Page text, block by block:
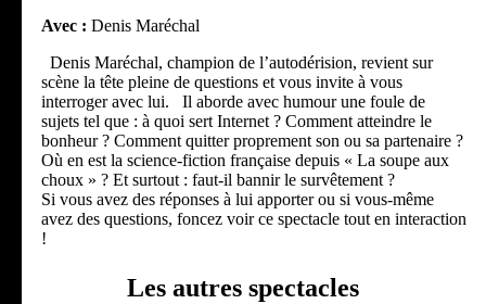
Avec : Denis Maréchal
Denis Maréchal, champion de l’autodérision, revient sur
scène la tête pleine de questions et vous invite à vous
interroger avec lui. Il aborde avec humour une foule de
sujets tel que : à quoi sert Internet ? Comment atteindre le
bonheur ? Comment quitter proprement son ou sa partenaire ?
Où en est la science-fiction française depuis « La soupe aux
choux » ? Et surtout : faut-il bannir le survêtement ?
Si vous avez des réponses à lui apporter ou si vous-même
avez des questions, foncez voir ce spectacle tout en interaction
!
Les autres spectacles